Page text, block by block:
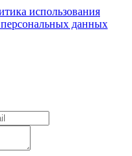
использования
данных